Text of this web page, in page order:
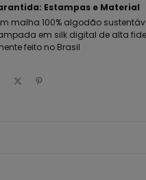
Estampas e Material
malha 100% algodão
em silk digital de alta
feito no Brasil